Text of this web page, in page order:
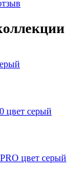
серый
цвет серый